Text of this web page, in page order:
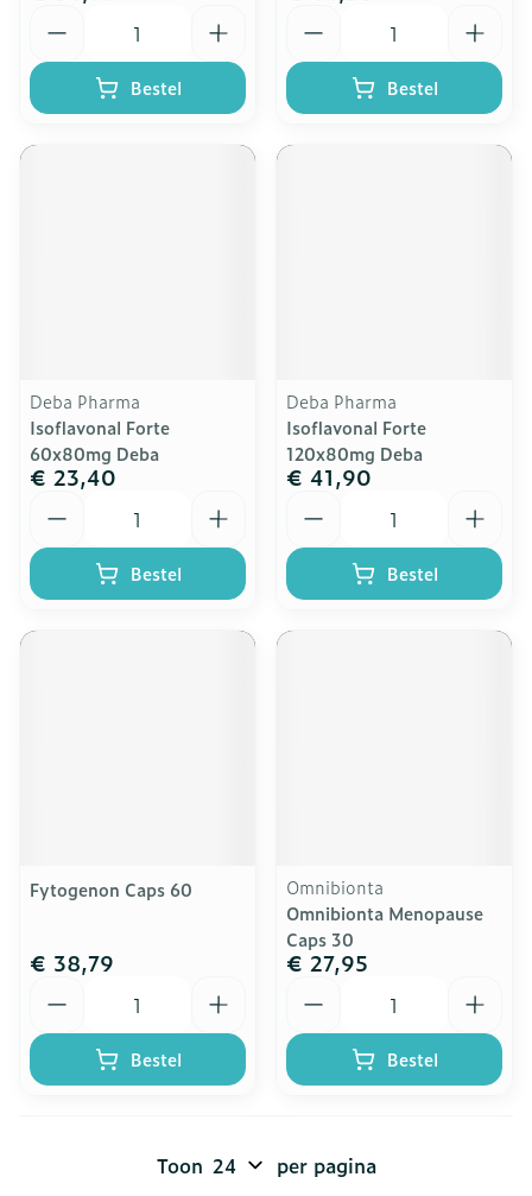
Bestel Bestel
Deba Pharma
Isoflavonal Forte
60x80mg Deba
€ 23,40
Bestel
Deba Pharma
Isoflavonal Forte
120x80mg Deba
€ 41,90
Bestel
Fytogenon Caps 60
€ 38,79
Bestel
Omnibionta
Omnibionta Menopause
Caps 30
€ 27,95
Bestel
Toon per pagina